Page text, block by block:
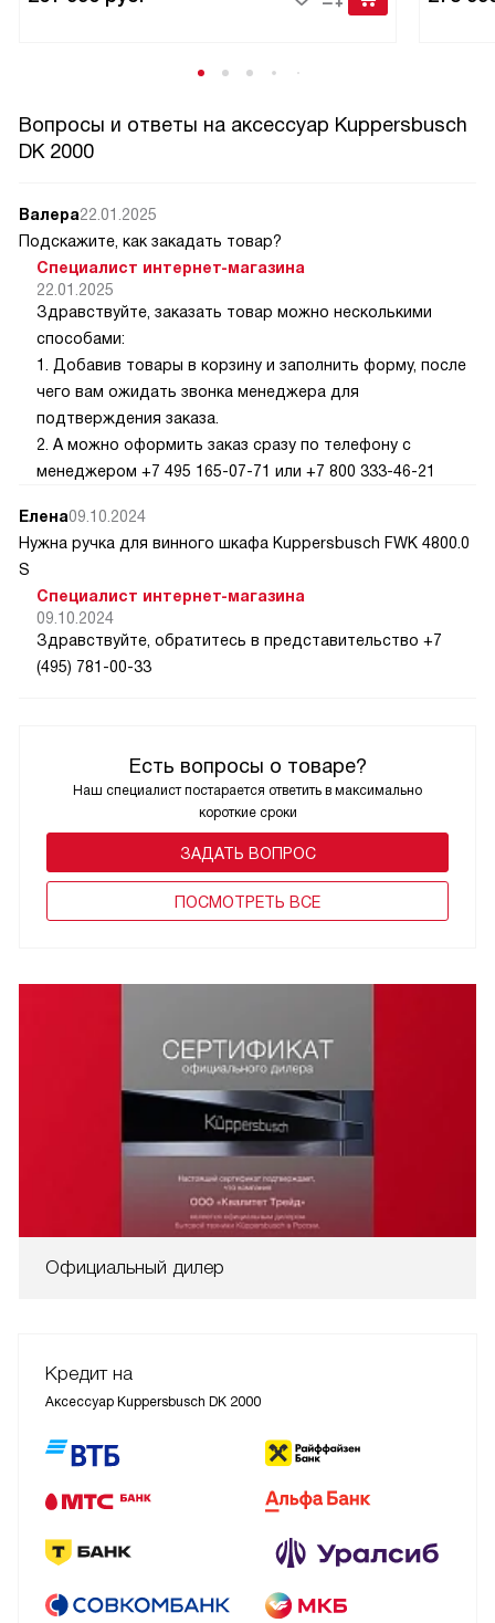
Вопросы и ответы на аксессуар Kuppersbusch
DK 2000
Есть вопросы о товаре?
Наш специалист постарается ответить в максимально
короткие сроки
ЗАДАТЬ ВОПРОС
ПОCМОТРЕТЬ ВСЕ
Валера22.01.2025
Подскажите, как закадать товар?
Специалист интернет-магазина
22.01.2025
Здравствуйте, заказать товар можно несколькими
способами:
1. Добавив товары в корзину и заполнить форму, после
чего вам ожидать звонка менеджера для
подтверждения заказа.
2. А можно оформить заказ сразу по телефону с
менеджером +7 495 165-07-71 или +7 800 333-46-21
Елена09.10.2024
Нужна ручка для винного шкафа Kuppersbusch FWK 4800.0
S
Специалист интернет-магазина
09.10.2024
Здравствуйте, обратитесь в представительство +7
(495) 781-00-33
Официальный дилер
Кредит на
Аксессуар Kuppersbusch DK 2000